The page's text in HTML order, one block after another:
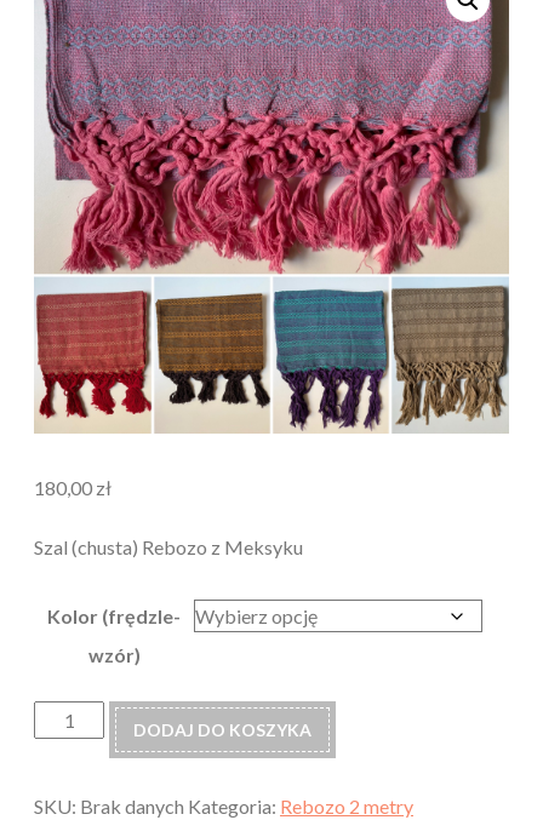
180,00 zł
Szal (chusta) Rebozo z Meksyku
Kolor (frędzle-
wzór)
ilość
Colibri
szal
DODAJ DO KOSZYKA
SKU: Brak danych Kategoria: Rebozo 2 metry